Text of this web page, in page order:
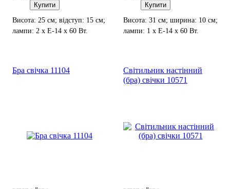
Купити
Висота: 25 см; відступ: 15 см;
лампи: 2 х Е-14 х 60 Вт.
Купити
Висота: 31 см; ширина: 10 см;
лампи: 1 х Е-14 х 60 Вт.
Бра свічка 11104
Світильник настінний
(бра) свічки 10571